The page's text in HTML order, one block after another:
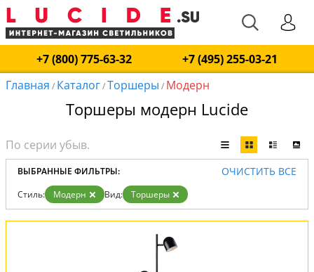
+7 (800) 775-63-32
+7 (495) 255-03-21
Главная / Каталог/Торшеры / Модерн
Торшеры модерн Lucide
ВЫБРАННЫЕ ФИЛЬТРЫ: ОЧИСТИТЬ ВСЕ
Стиль: Модерн Вид: Торшеры